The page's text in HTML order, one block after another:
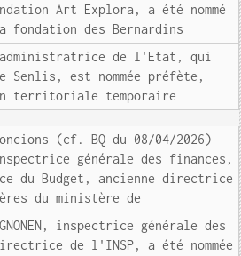
Art Explora, a été nommé
fondation des Bernardins
administratrice de l'Etat, qui
est nommée préfète,
territoriale temporaire
(cf. BQ du 08/04/2026)
inspectrice générale des finances,
du Budget, ancienne directrice
du ministère de
inspectrice générale des
de l'INSP, a été nommée